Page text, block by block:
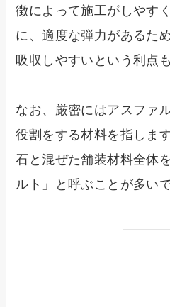
徴によって施工がしやす
に、適度な弾力があるた
吸収しやすいという利点
なお、厳密にはアスファ
役割をする材料を指しま
石と混ぜた舗装材料全体
ルト」と呼ぶことが多いで